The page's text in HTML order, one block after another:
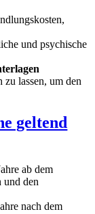
und psychische
zu lassen, um den
geltend
ab dem
und den
nach dem